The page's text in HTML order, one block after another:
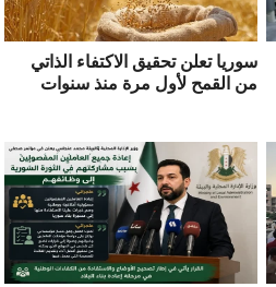
سوريا تعلن تحقيق الاكتفاء الذاتي
من القمح لأول مرة منذ سنوات